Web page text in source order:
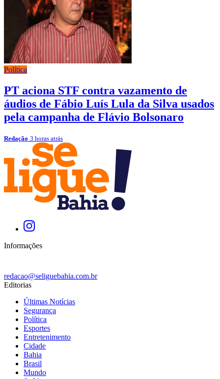
Política
PT aciona STF contra vazamento de
áudios de Fábio Luís Lula da Silva usados
pela campanha de Flávio Bolsonaro
Redação 3 horas atrás
Informações
redacao@seliguebahia.com.br
Editorias
Últimas Notícias
Segurança
Política
Esportes
Entretenimento
Cidade
Bahia
Brasil
Mundo